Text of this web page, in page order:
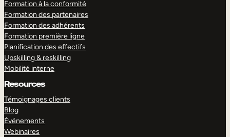
Formation à la conformité
Formation des partenaires
Formation des adhérents
Formation première ligne
Planification des effectifs
Upskilling & reskilling
Mobilité interne
Resources
Témoignages clients
Blog
Événements
Webinaires